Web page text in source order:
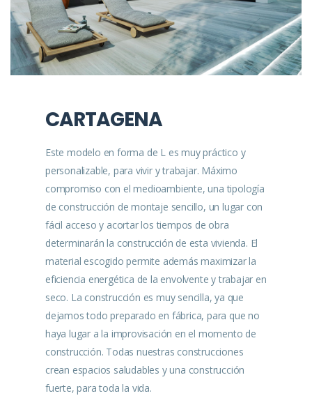
CARTAGENA
Este modelo en forma de L es muy práctico y
personalizable, para vivir y trabajar. Máximo
compromiso con el medioambiente, una tipología
de construcción de montaje sencillo, un lugar con
fácil acceso y acortar los tiempos de obra
determinarán la construcción de esta vivienda. El
material escogido permite además maximizar la
eficiencia energética de la envolvente y trabajar en
seco. La construcción es muy sencilla, ya que
dejamos todo preparado en fábrica, para que no
haya lugar a la improvisación en el momento de
construcción. Todas nuestras construcciones
crean espacios saludables y una construcción
fuerte, para toda la vida.